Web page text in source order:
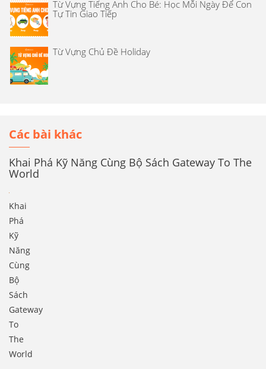
Từ Vựng Tiếng Anh Cho Bé: Học Mỗi Ngày Để Con
Tự Tin Giao Tiếp
Từ Vựng Chủ Đề Holiday
Các bài khác
Khai Phá Kỹ Năng Cùng Bộ Sách Gateway To The
World
Khai
Phá
Kỹ
Năng
Cùng
Bộ
Sách
Gateway
To
The
World